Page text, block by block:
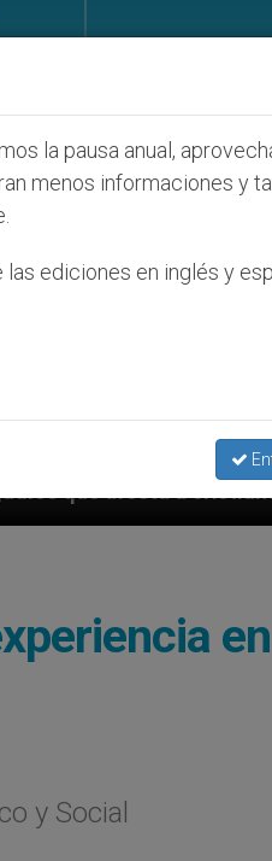
(y no sólo) en Tierra
en
y Social
la pausa anual,
menos informaciones y
ediciones en inglés y